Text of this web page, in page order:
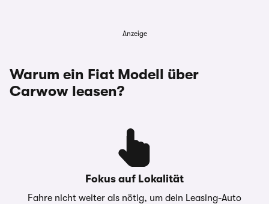
Anzeige
Warum ein Fiat Modell über
Carwow leasen?
Fokus auf Lokalität
Fahre nicht weiter als nötig, um dein Leasing-Auto